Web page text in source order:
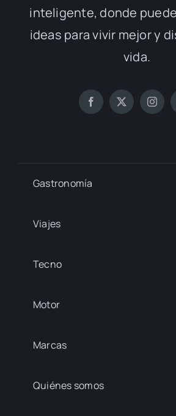
inteligente, donde
ideas para vivir mejor y
vida.
Gastronomía
Viajes
Tecno
Motor
Marcas
Quiénes somos